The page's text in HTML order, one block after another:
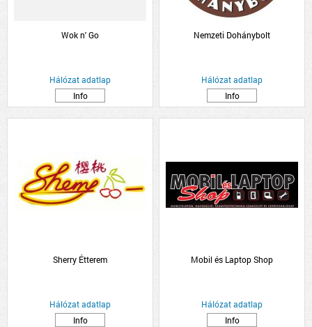
Wok n' Go
Hálózat adatlap
Info
Nemzeti Dohánybolt
Hálózat adatlap
Info
Sherry Étterem
Hálózat adatlap
Info
Mobil és Laptop Shop
Hálózat adatlap
Info